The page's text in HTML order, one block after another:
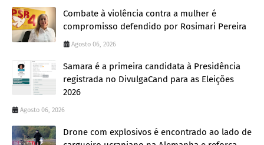
Combate à violência contra a mulher é
compromisso defendido por Rosimari Pereira
Agosto 06, 2026
Samara é a primeira candidata à Presidência
registrada no DivulgaCand para as Eleições
2026
Agosto 06, 2026
Drone com explosivos é encontrado ao lado de